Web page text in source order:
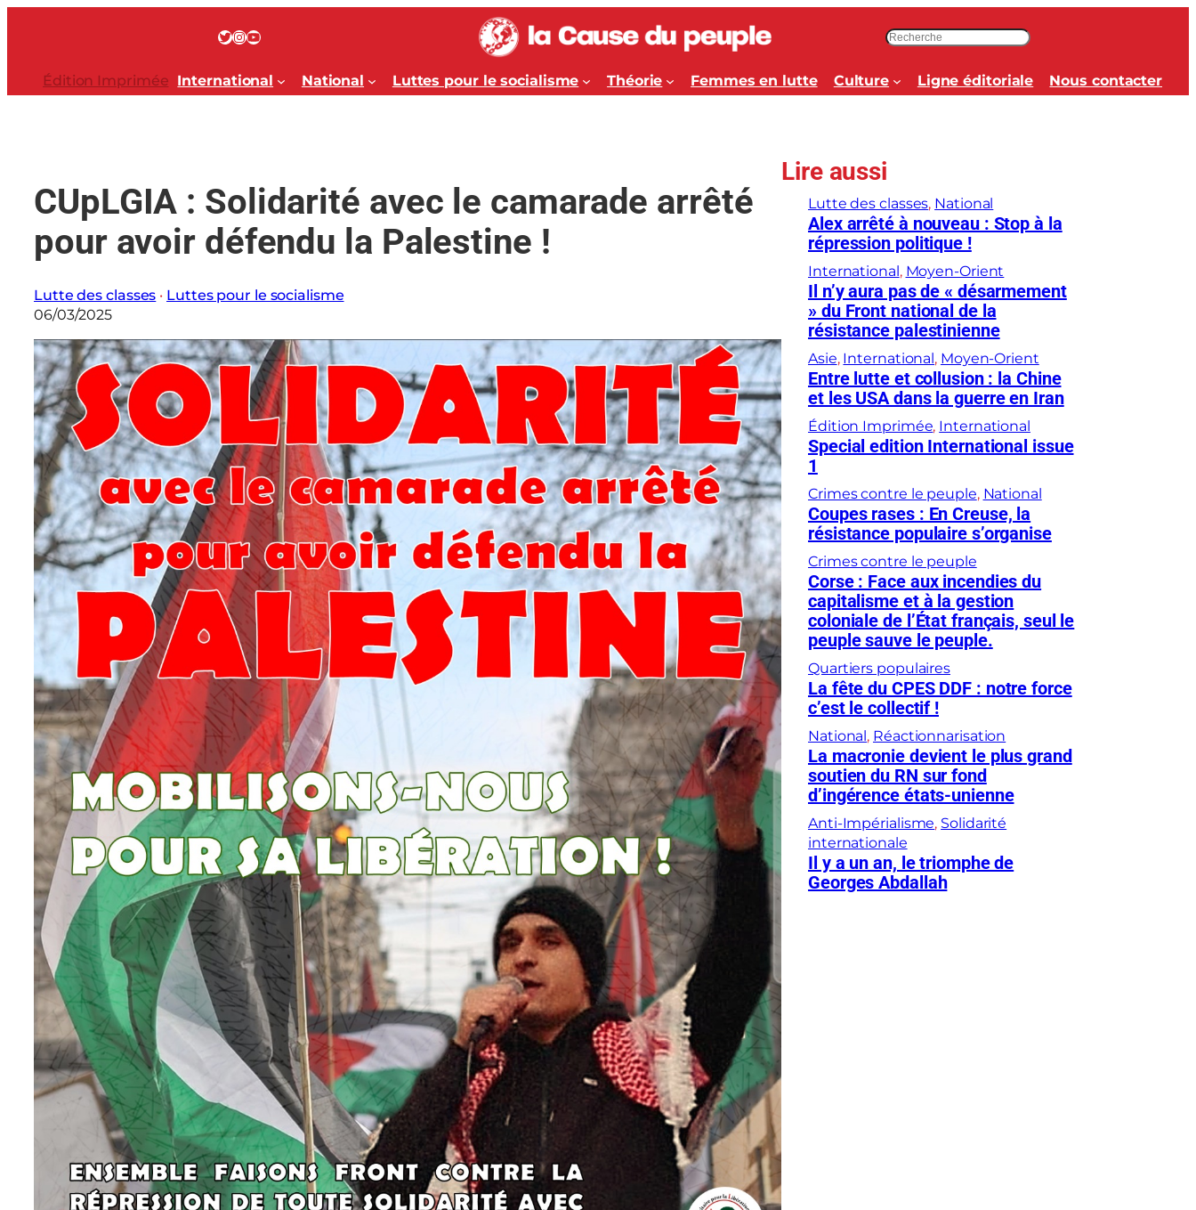
Twitter InstagramYouTube
c
h
h
r
Édition Imprimée International National Luttes pour le socialisme Théorie Femmes en lutte Culture Ligne éditoriale Nous contacter
CUpLGIA : Solidarité avec le camarade arrêté
pour avoir défendu la Palestine !
Lutte des classes · Luttes pour le socialisme
06/03/2025
Lire aussi
Lutte des classes, National
Alex arrêté à nouveau : Stop à la
répression politique !
International, Moyen-Orient
Il n’y aura pas de « désarmement
» du Front national de la
résistance palestinienne
Asie, International, Moyen-Orient
Entre lutte et collusion : la Chine
et les USA dans la guerre en Iran
Édition Imprimée, International
Special edition International issue
1
Crimes contre le peuple, National
Coupes rases : En Creuse, la
résistance populaire s’organise
Crimes contre le peuple
Corse : Face aux incendies du
capitalisme et à la gestion
coloniale de l’État français, seul le
peuple sauve le peuple.
Quartiers populaires
La fête du CPES DDF : notre force
c’est le collectif !
National, Réactionnarisation
La macronie devient le plus grand
soutien du RN sur fond
d’ingérence états-unienne
Anti-Impérialisme, Solidarité
internationale
Il y a un an, le triomphe de
Georges Abdallah